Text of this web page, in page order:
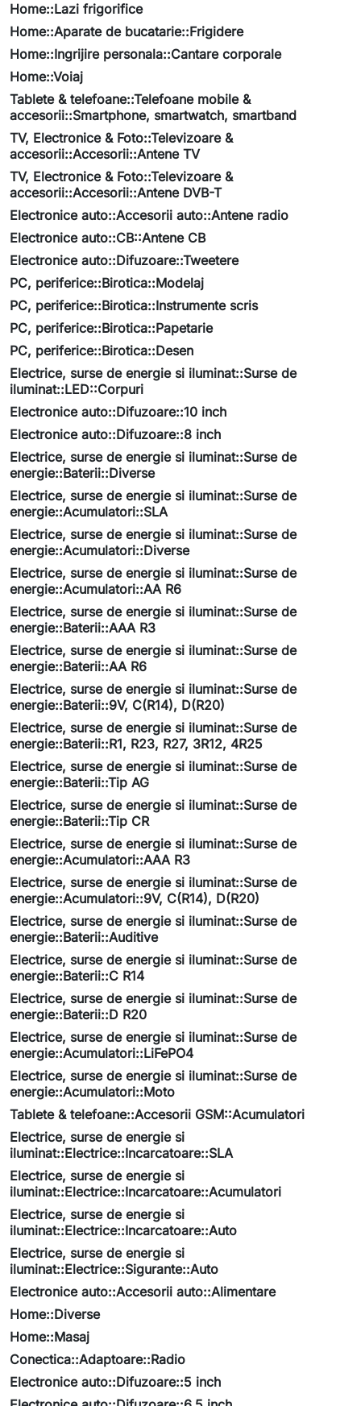
Home::Lazi frigorifice
Home::Aparate de bucatarie::Frigidere
Home::Ingrijire personala::Cantare corporale
Home::Voiaj
Tablete & telefoane::Telefoane mobile &
accesorii::Smartphone, smartwatch, smartband
TV, Electronice & Foto::Televizoare &
accesorii::Accesorii::Antene TV
TV, Electronice & Foto::Televizoare &
accesorii::Accesorii::Antene DVB-T
Electronice auto::Accesorii auto::Antene radio
Electronice auto::CB::Antene CB
Electronice auto::Difuzoare::Tweetere
PC, periferice::Birotica::Modelaj
PC, periferice::Birotica::Instrumente scris
PC, periferice::Birotica::Papetarie
PC, periferice::Birotica::Desen
Electrice, surse de energie si iluminat::Surse de
iluminat::LED::Corpuri
Electronice auto::Difuzoare::10 inch
Electronice auto::Difuzoare::8 inch
Electrice, surse de energie si iluminat::Surse de
energie::Baterii::Diverse
Electrice, surse de energie si iluminat::Surse de
energie::Acumulatori::SLA
Electrice, surse de energie si iluminat::Surse de
energie::Acumulatori::Diverse
Electrice, surse de energie si iluminat::Surse de
energie::Acumulatori::AA R6
Electrice, surse de energie si iluminat::Surse de
energie::Baterii::AAA R3
Electrice, surse de energie si iluminat::Surse de
energie::Baterii::AA R6
Electrice, surse de energie si iluminat::Surse de
energie::Baterii::9V, C(R14), D(R20)
Electrice, surse de energie si iluminat::Surse de
energie::Baterii::R1, R23, R27, 3R12, 4R25
Electrice, surse de energie si iluminat::Surse de
energie::Baterii::Tip AG
Electrice, surse de energie si iluminat::Surse de
energie::Baterii::Tip CR
Electrice, surse de energie si iluminat::Surse de
energie::Acumulatori::AAA R3
Electrice, surse de energie si iluminat::Surse de
energie::Acumulatori::9V, C(R14), D(R20)
Electrice, surse de energie si iluminat::Surse de
energie::Baterii::Auditive
Electrice, surse de energie si iluminat::Surse de
energie::Baterii::C R14
Electrice, surse de energie si iluminat::Surse de
energie::Baterii::D R20
Electrice, surse de energie si iluminat::Surse de
energie::Acumulatori::LiFePO4
Electrice, surse de energie si iluminat::Surse de
energie::Acumulatori::Moto
Tablete & telefoane::Accesorii GSM::Acumulatori
Electrice, surse de energie si
iluminat::Electrice::Incarcatoare::SLA
Electrice, surse de energie si
iluminat::Electrice::Incarcatoare::Acumulatori
Electrice, surse de energie si
iluminat::Electrice::Incarcatoare::Auto
Electrice, surse de energie si
iluminat::Electrice::Sigurante::Auto
Electronice auto::Accesorii auto::Alimentare
Home::Diverse
Home::Masaj
Conectica::Adaptoare::Radio
Electronice auto::Difuzoare::5 inch